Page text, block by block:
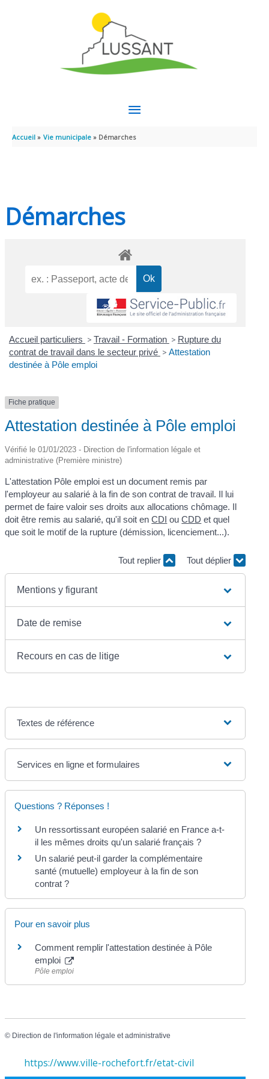
MENU
PRINCIPAL
Accueil Vie municipale Démarches
Démarches
Accueil particuliers > Travail - Formation > Rupture du
contrat de travail dans le secteur privé > Attestation
destinée à Pôle emploi
Fiche pratique
Attestation destinée à Pôle emploi
Vérifié le 01/01/2023 - Direction de l'information légale et
administrative (Première ministre)
L'attestation Pôle emploi est un document remis par
l'employeur au salarié à la fin de son contrat de travail. Il lui
permet de faire valoir ses droits aux allocations chômage. Il
doit être remis au salarié, qu'il soit enCDI ouCDD et quel
que soit le motif de la rupture (démission, licenciement...).
Tout replier Tout déplier
Mentions y figurant
Date de remise
Recours en cas de litige
Textes de référence
Services en ligne et formulaires
Questions ? Réponses !
Un ressortissant européen salarié en France a-t-
il les mêmes droits qu'un salarié français ?
Un salarié peut-il garder la complémentaire
santé (mutuelle) employeur à la fin de son
contrat ?
Pour en savoir plus
Comment remplir l'attestation destinée à Pôle
emploi
Pôle emploi
© Direction de l'information légale et administrative
https://www.ville-rochefort.fr/etat-civil